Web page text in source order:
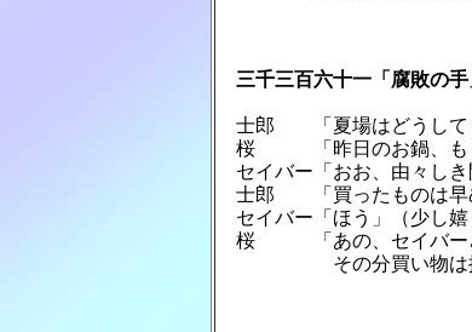
三千三百六十一「腐敗の手
士郎　　「夏場はどうして
桜　　　「昨日のお鍋、も
セイバー「おお、由々しき
士郎　　「買ったものは早
セイバー「ほう」（少し嬉
桜　　　「あの、セイバー
その分買い物は控えめ